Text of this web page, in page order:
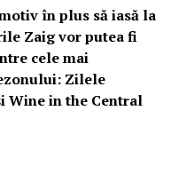
în plus să iasă la
Zaig vor putea fi
cele mai
Zilele
Wine in the Central